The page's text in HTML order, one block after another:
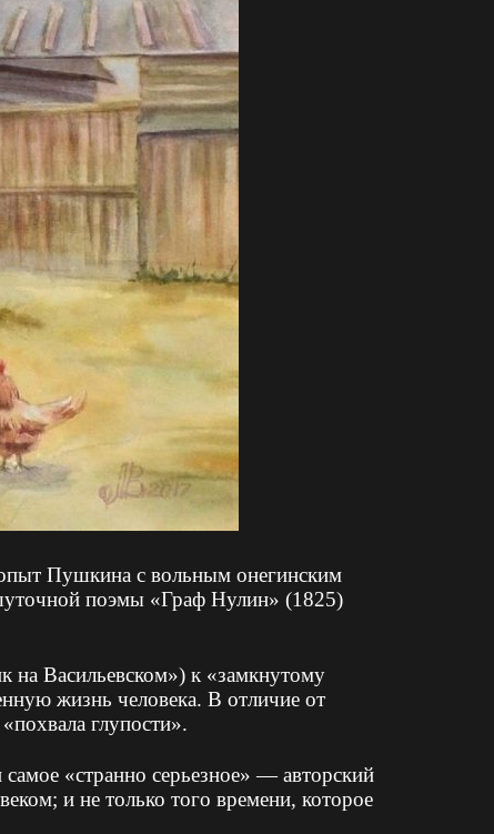
Пушкина с вольным онегинским
поэмы «Граф Нулин» (1825)
на Васильевском») к «замкнутому
жизнь человека. В отличие от
глупости».
«странно серьезное» — авторский
и не только того времени, которое